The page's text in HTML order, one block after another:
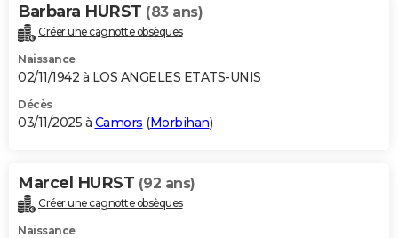
Bricolage
Lifestyle
Culture
Sport
Auto
Television
Voyage
Cinema
Barbara HURST (83 ans)
Créer une cagnotte obsèques
Naissance
02/11/1942 à LOS ANGELES ETATS-UNIS
Décès
03/11/2025 à Camors (Morbihan)
Marcel HURST (92 ans)
Créer une cagnotte obsèques
Naissance